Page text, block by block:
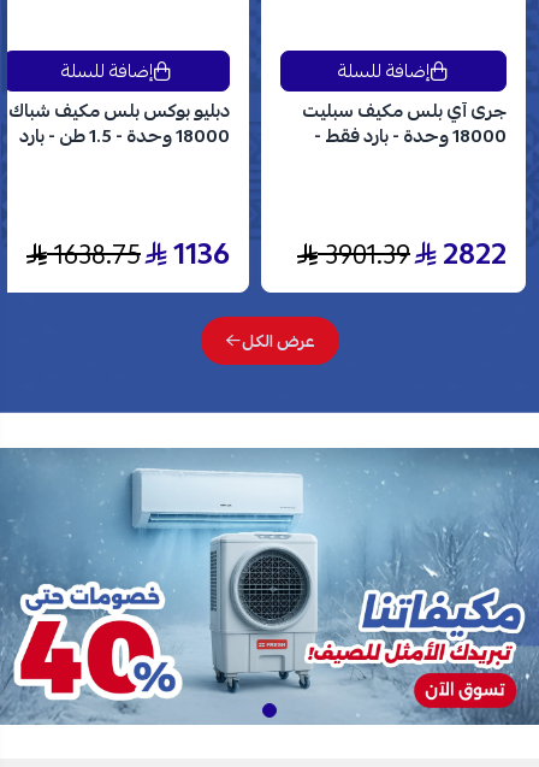
جرى آي بلس مكيف سبليت
18000 وحدة - بارد فقط -
2822
3901.39
إضافة للسلة
دبليو بوكس بلس مكيف شباك
18000 وحدة - 1.5 طن - بارد
1136
1638.75
إضافة للسلة
عرض الكل